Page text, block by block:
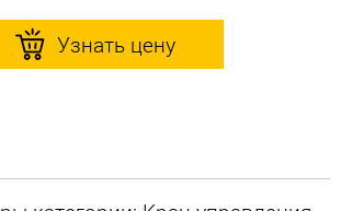
Узнать цену